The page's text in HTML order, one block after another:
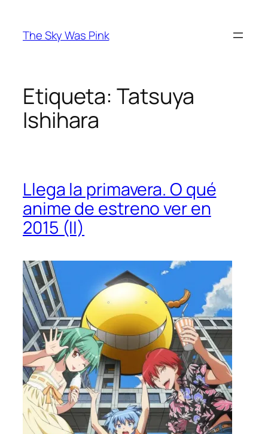
contenido
The Sky Was Pink
Etiqueta: Tatsuya
Ishihara
Llega la primavera. O qué
anime de estreno ver en
2015 (II)